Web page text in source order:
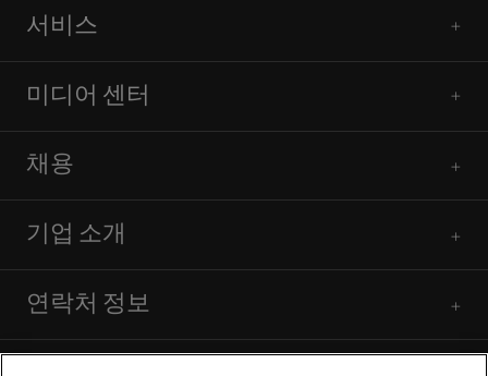
서비스
미디어 센터
채용
기업 소개
연락처 정보